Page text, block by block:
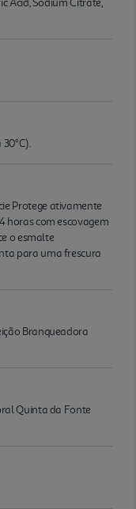
Acid, Sodium Citrate,
Protege ativamente
horas com escovagem
o esmalte
para uma frescura
Branqueadora
Quinta da Fonte